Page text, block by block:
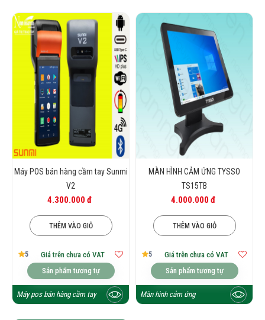
Máy POS bán hàng cầm tay Sunmi
V2
4.300.000 đ
THÊM VÀO GIỎ
5
Giá trên chưa có VAT
Sản phẩm tương tự
Máy pos bán hàng cầm tay
MÀN HÌNH CẢM ỨNG TYSSO
TS15TB
4.000.000 đ
THÊM VÀO GIỎ
5
Giá trên chưa có VAT
Sản phẩm tương tự
Màn hình cảm ứng